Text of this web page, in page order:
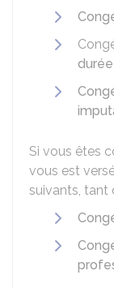
durée
Si vous êtes
vous est
suivants, tant